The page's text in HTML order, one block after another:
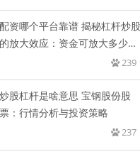
配资哪个平台靠谱 揭秘杠杆炒股
的放大效应：资金可放大多少
239
炒股杠杆是啥意思 宝钢股份股
票：行情分析与投资策略
237